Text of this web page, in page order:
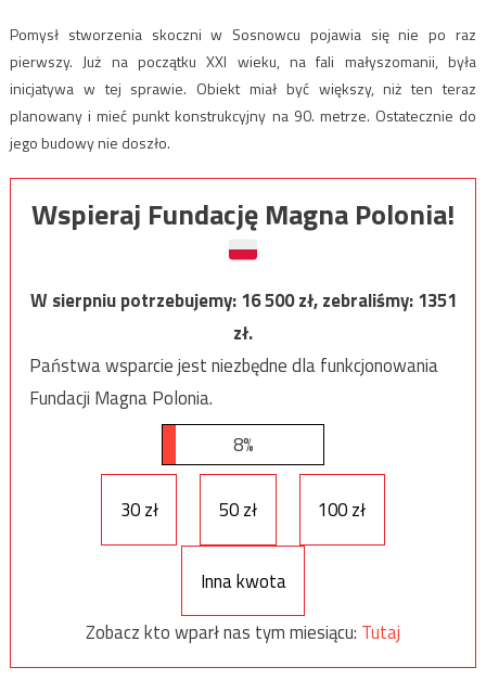
Pomysł stworzenia skoczni w Sosnowcu pojawia się nie po raz
pierwszy. Już na początku XXI wieku, na fali małyszomanii, była
inicjatywa w tej sprawie. Obiekt miał być większy, niż ten teraz
planowany i mieć punkt konstrukcyjny na 90. metrze. Ostatecznie do
jego budowy nie doszło.
Wspieraj Fundację Magna Polonia!
W sierpniu potrzebujemy:16 500zł, zebraliśmy:1351
zł.
Państwa wsparcie jest niezbędne dla funkcjonowania
Fundacji Magna Polonia.
8%
30 zł 50 zł 100 zł
Inna kwota
Zobacz kto wparł nas tym miesiącu: Tutaj